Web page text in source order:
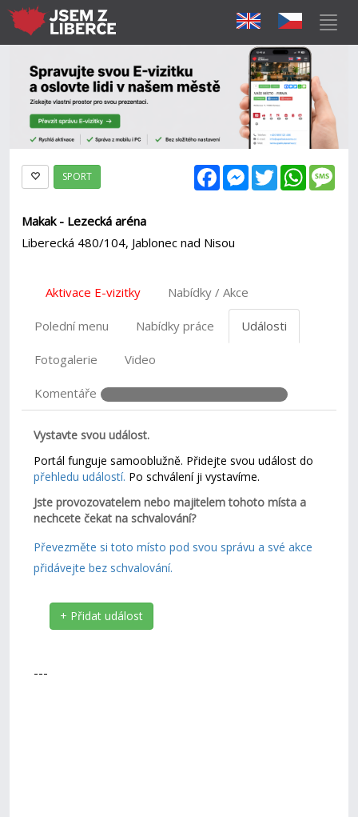
FacebookMessenger
Twitter
SPORT
Makak - Lezecká aréna
Liberecká 480/104, Jablonec nad Nisou
Aktivace E-vizitky Nabídky / Akce
Polední menu Nabídky práce Události
Fotogalerie Video
Komentáře
Vystavte svou událost.
Portál funguje samooblužně. Přidejte svou událost do
přehledu událostí. Po schválení ji vystavíme.
Jste provozovatelem nebo majitelem tohoto místa a
nechcete čekat na schvalování?
Převezměte si toto místo pod svou správu a své akce
přidávejte bez schvalování.
+ Přidat událost
---